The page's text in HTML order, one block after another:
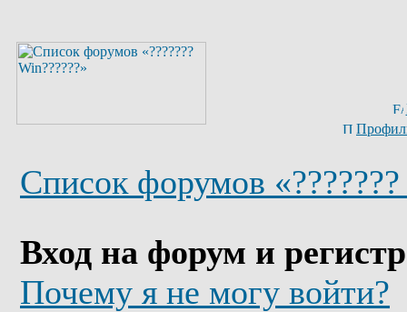
Список форумов
Вход на форум и
Почему я не могу войти?